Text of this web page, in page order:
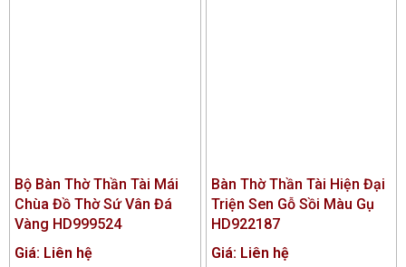
Bộ Bàn Thờ Thần Tài Mái
Chùa Đồ Thờ Sứ Vân Đá
Vàng HD999524
Giá: Liên hệ
Bàn Thờ Thần Tài Hiện Đại
Triện Sen Gỗ Sồi Màu Gụ
HD922187
Giá: Liên hệ